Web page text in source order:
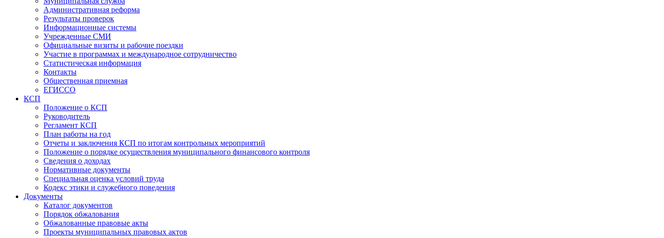
Административная реформа
Результаты проверок
Информационные системы
Учрежденные СМИ
Официальные визиты и рабочие поездки
Участие в программах и международное сотрудничество
Статистическая информация
Контакты
Общественная приемная
ЕГИССО
КСП
Положение о КСП
Руководитель
Регламент КСП
План работы на год
Отчеты и заключения КСП по итогам контрольных мероприятий
Положение о порядке осуществления муниципального финансового контроля
Сведения о доходах
Нормативные документы
Специальная оценка условий труда
Кодекс этики и служебного поведения
Документы
Каталог документов
Порядок обжалования
Обжалованные правовые акты
Проекты муниципальных правовых актов